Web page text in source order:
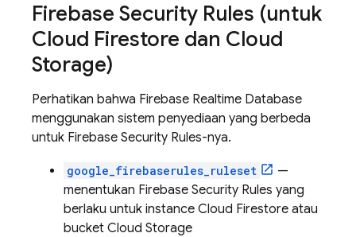
Firebase Security Rules (untuk
Cloud Firestore dan Cloud
Storage)
Perhatikan bahwa Firebase Realtime Database
menggunakan sistem penyediaan yang berbeda
untuk Firebase Security Rules-nya.
google_firebaserules_ruleset
—
menentukan Firebase Security Rules yang
berlaku untuk instance Cloud Firestore atau
bucket Cloud Storage